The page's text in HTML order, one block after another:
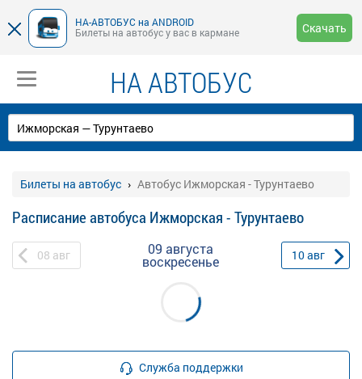
НА-АВТОБУС на ANDROID
Билеты на автобус у вас в кармане
Скачать
НА АВТОБУС
Билеты на автобус Автобус Ижморская - Турунтаево
Расписание автобуса Ижморская - Турунтаево
08 авг 09 августа
воскресенье 10авг
Служба поддержки